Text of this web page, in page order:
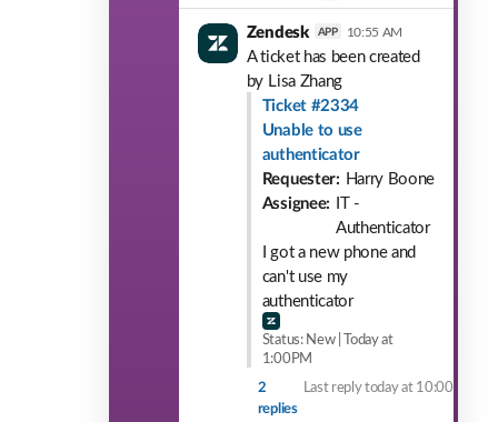
Zendesk APP 10:55 AM
A ticket has been created
by Lisa Zhang
Ticket #2334
Unable to use
authenticator
Requester: Harry Boone
Assignee: IT -
Authenticator
I got a new phone and
can't use my
authenticator
Status: New | Today at
1:00PM
2
replies
Last reply today at 10:00 AM